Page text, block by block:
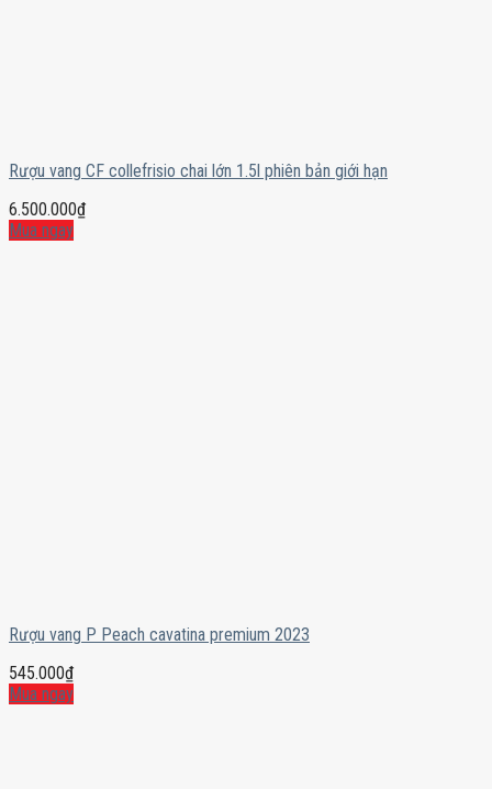
Rượu vang CF collefrisio chai lớn 1.5l phiên bản giới hạn
6.500.000₫
Mua ngay
Rượu vang P Peach cavatina premium 2023
545.000₫
Mua ngay